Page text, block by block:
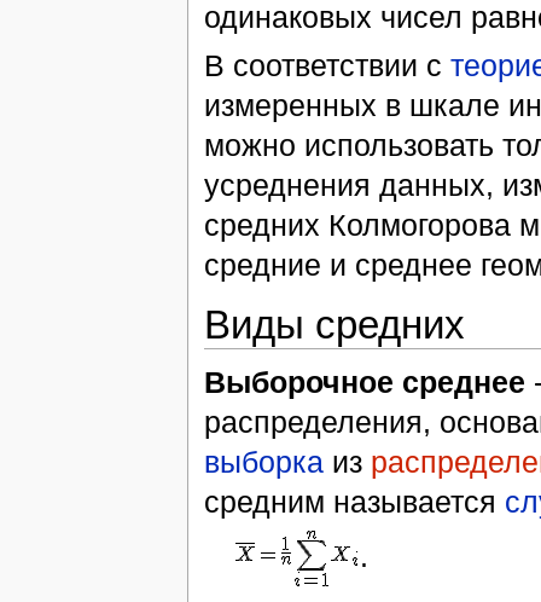
одинаковых чисел
В соответствии с
измеренных в шкале
можно использовать
усреднения данных,
средних Колмогорова
средние и среднее
Виды средних
Выборочное среднее
распределения,
выборкаиз
средним называется
.